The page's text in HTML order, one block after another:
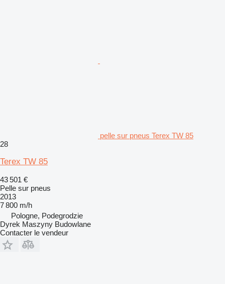
pelle sur pneus Terex TW 85
28
Terex TW 85
43 501 €
Pelle sur pneus
2013
7 800 m/h
Pologne, Podegrodzie
Dyrek Maszyny Budowlane
Contacter le vendeur